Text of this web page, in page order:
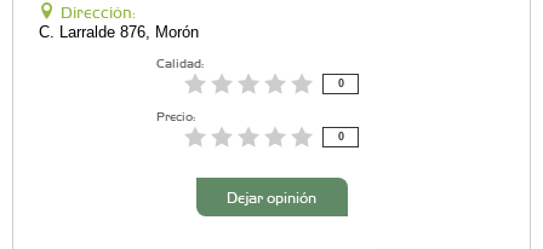
Dirección:
C. Larralde 876, Morón
Calidad:
0
Precio:
0
Dejar opinión